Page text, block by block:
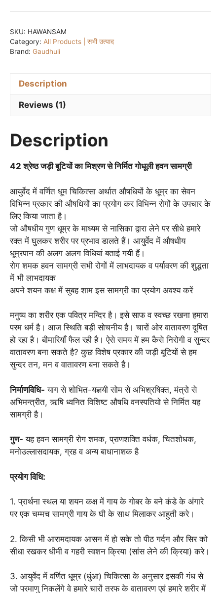
-
बूटियों
मिश्रण
gm
SKU: HAWANSAM
Category: All Products | सभी उत्पाद
Brand: Gaudhuli
Description
Reviews (1)
Description
42 श्रेष्ठ जड़ी बूटियों का मिश्रण से निर्मित गोधूली हवन सामग्री
आयुर्वेद में वर्णित धूम चिकित्सा अर्थात औषधियों के धूम्र का सेवन
विभिन्न प्रकार की औषधियों का प्रयोग कर विभिन्न रोगों के उपचार के
लिए किया जाता है।
जो औषधीय गुण धूम्र के माध्यम से नासिका द्वारा लेने पर सीधे हमारे
रक्त में घुलकर शरीर पर प्रभाव डालते हैं। आयुर्वेद में औषधीय
धूम्रपान की अलग अलग विधियां बताई गयी हैं।
रोग शमक हवन सामग्री सभी रोगों में लाभदायक व पर्यावरण की शुद्धता
में भी लाभदायक
अपने शयन कक्ष में सुबह शाम इस सामग्री का प्रयोग अवश्य करें
मनुष्य का शरीर एक पवित्र मन्दिर है। इसे साफ व स्वच्छ रखना हमारा
परम धर्म है। आज स्थिति बड़ी सोचनीय है। चारों ओर वातावरण दूषित
हो रहा है। बीमारियाँ फैल रही है। ऐसे समय में हम कैसे निरोगी व सुन्दर
वातावरण बना सकते है? कुछ विशेष प्रकार की जड़ी बूटियों से हम
सुन्दर तन, मन व वातावरण बना सकते है।
निर्माणविधि- याग से शोभित-यज्ञयी सोम से अभिश्रषिक्त, मंत्रो से
अभिमन्त्रीत, ऋषि ध्वनित विशिष्ट औषधि वनस्पतियो से निर्मित यह
सामग्री है।
गुण- यह हवन सामग्री रोग शमक, प्राणशक्ति वर्धक, चितशोधक,
मनोउल्लासदायक, ग्रह व अन्य बाधानाशक है
प्रयोग विधि:
1. प्रार्थना स्थल या शयन कक्ष में गाय के गोबर के बने कंडे के अंगारे
पर एक चम्मच सामग्री गाय के घी के साथ मिलाकर आहुती करे।
2. किसी भी आरामदायक आसन में हो सके तो पीठ गर्दन और सिर को
सीधा रखकर धीमी व गहरी स्वशन क्रिया (सांस लेने की क्रिया) करे।
3. आयुर्वेद में वर्णित धूम्र (धुंआ) चिकित्सा के अनुसार इसकी गंध से
जो परमाणु निकलेंगे वे हमारे चारों तरफ के वातावरण एवं हमारे शरीर में